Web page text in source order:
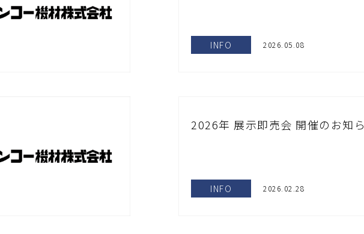
2026.05.08
INFO
2026年 展示即売会 開催のお知
2026.02.28
INFO